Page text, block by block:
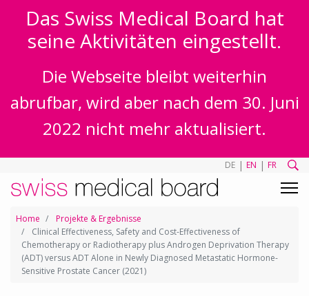
Das Swiss Medical Board hat
seine Aktivitäten eingestellt.
Die Webseite bleibt weiterhin
abrufbar, wird aber nach dem 30. Juni
2022 nicht mehr aktualisiert.
DE | EN | FR
Home
Projekte & Ergebnisse
Clinical Effectiveness, Safety and Cost-Effectiveness of
Chemotherapy or Radiotherapy plus Androgen Deprivation Therapy
(ADT) versus ADT Alone in Newly Diagnosed Metastatic Hormone-
Sensitive Prostate Cancer (2021)